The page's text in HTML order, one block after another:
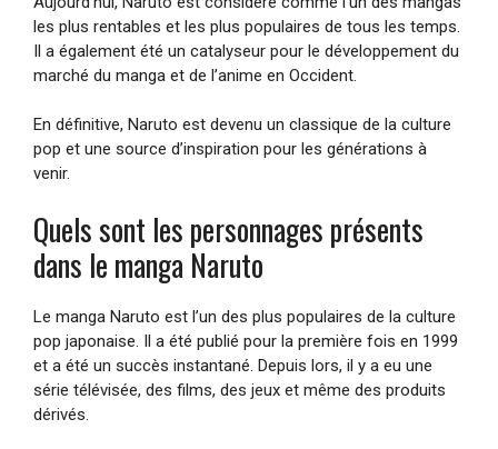
les plus rentables et les plus populaires de tous les temps.
Il a également été un catalyseur pour le développement du
marché du manga et de l’anime en Occident.
En définitive, Naruto est devenu un classique de la culture
pop et une source d’inspiration pour les générations à
venir.
Quels sont les personnages présents
dans le manga Naruto
Le manga Naruto est l’un des plus populaires de la culture
pop japonaise. Il a été publié pour la première fois en 1999
et a été un succès instantané. Depuis lors, il y a eu une
série télévisée, des films, des jeux et même des produits
dérivés.